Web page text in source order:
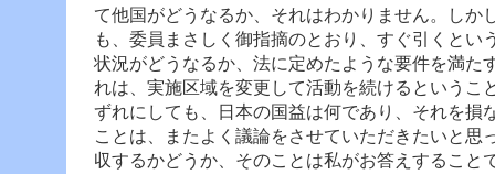
て他国がどうなるか、それはわかりません。しか
も、委員まさしく御指摘のとおり、すぐ引くとい
状況がどうなるか、法に定めたような要件を満た
れは、実施区域を変更して活動を続けるというこ
ずれにしても、日本の国益は何であり、それを損
ことは、またよく議論をさせていただきたいと思
収するかどうか、そのことは私がお答えすること